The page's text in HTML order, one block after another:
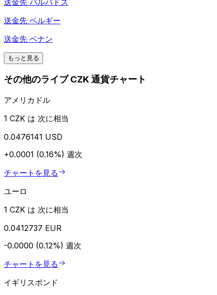
送金先 バルバドス
送金先 ベルギー
送金先 ベナン
もっと見る
その他のライブ CZK 通貨チャート
アメリカドル
1 CZK は 次に相当
0.0476141 USD
+0.0001 (0.16%) 週次
チャートを見る
ユーロ
1 CZK は 次に相当
0.0412737 EUR
-0.0000 (0.12%) 週次
チャートを見る
イギリスポンド